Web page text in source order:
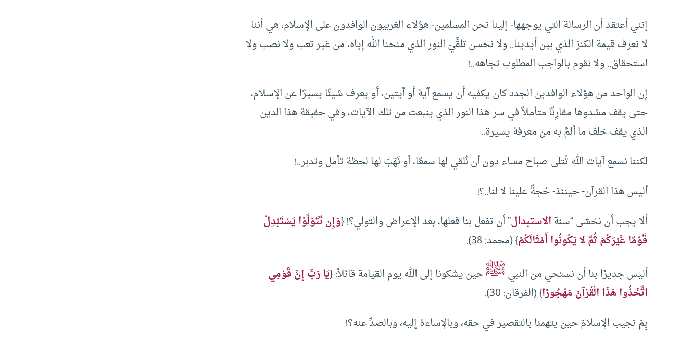
إنني أعتقد أن الرسالة التي يوجهها- إلينا نحن المسلمين- هؤلاء الغربيون الوافدون على الإسلام، هي أننا
لا نعرف قيمة الكنز الذي بين أيدينا.. ولا نحسن تلقِّيَ النور الذي منحنا الله إياه، من غير تعب ولا نصب ولا
استحقاق.. ولا نقوم بالواجب المطلوب تجاهه..!
إن الواحد من هؤلاء الوافدين الجدد كان يكفيه أن يسمع آية أو آيتين، أو يعرف شيئًا يسيرًا عن الإسلام،
حتى يقف مشدوها مقارِنًا متأملاً في سر هذا النور الذي ينبعث من تلك الآيات، وفي حقيقة هذا الدين
الذي يقف خلف ما ألمَّ به من معرفة يسيرة..
لكننا نسمع آيات الله تُتلى صباح مساء دون أن نُلقي لها سمعًا، أو نَهَبَ لها لحظة تأمل وتدبر..!
أليس هذا القرآن- حينئذ- حُجةً علينا لا لنا..؟!
ألا يجب أن نخشى “سنةالاستبدال” أن تفعل بنا فعلها، بعد الإعراض والتولي؟! {وَإِن تَتَوَلَّوْا يَسْتَبْدِلْ
قَوْمًا غَيْرَكُمْ ثُمَّ لا يَكُونُوا أَمْثَالَكُمْ} (محمد: 38).
أليس جديرًا بنا أن نستحي من النبيﷺحين يشكونا إلى الله يوم القيامة قائلاً: {يَا رَبِّ إِنَّ قَوْمِي
اتَّخَذُوا هَذَا الْقُرْآنَ مَهْجُورًا} (الفرقان: 30).
بِمَ نجيب الإسلامَ حين يتهمنا بالتقصير في حقه، وبالإساءة إليه، وبالصدِّ عنه؟!